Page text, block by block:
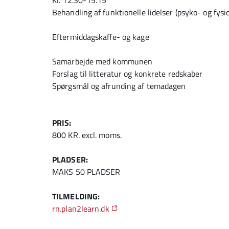
Behandling af funktionelle lidelser (psyko- og
Eftermiddagskaffe- og kage
Samarbejde med kommunen
Forslag til litteratur og konkrete redskaber
Spørgsmål og afrunding af temadagen
PRIS:
800 KR. excl. moms.
PLADSER:
MAKS 50 PLADSER
TILMELDING:
rn.plan2learn.dk